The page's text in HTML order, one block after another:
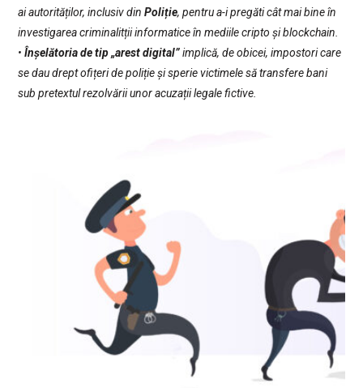
ai autorităților, inclusiv din Poliție, pentru a-i pregăti cât mai bine în
investigarea criminalitții informatice în mediile cripto și blockchain.
• Înșelătoria de tip „arest digital”implică, de obicei, impostori care
se dau drept ofițeri de poliție și sperie victimele să transfere bani
sub pretextul rezolvării unor acuzații legale fictive.